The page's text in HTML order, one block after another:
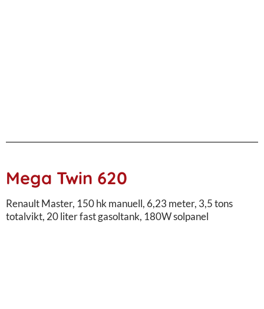
Mega Twin 620
Renault Master, 150 hk manuell, 6,23 meter, 3,5 tons
totalvikt, 20 liter fast gasoltank, 180W solpanel